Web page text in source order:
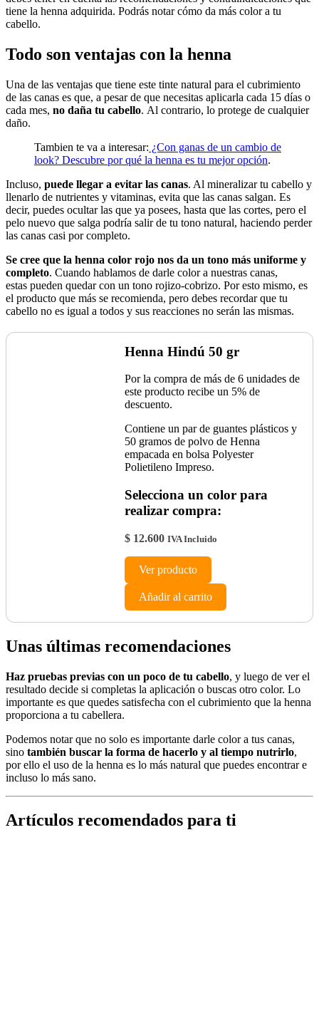
tiene la henna adquirida. Podrás notar cómo da más color a tu
cabello.
Todo son ventajas con la henna
Una de las ventajas que tiene este tinte natural para el cubrimiento
de las canas es que, a pesar de que necesitas aplicarla cada 15 días o
cada mes, no daña tu cabello. Al contrario, lo protege de cualquier
daño.
Tambien te va a interesar: ¿Con ganas de un cambio de
look? Descubre por qué la henna es tu mejor opción.
Incluso, puede llegar a evitar las canas. Al mineralizar tu cabello y
llenarlo de nutrientes y vitaminas, evita que las canas salgan. Es
decir, puedes ocultar las que ya posees, hasta que las cortes, pero el
pelo nuevo que salga podría salir de tu tono natural, haciendo perder
las canas casi por completo.
Se cree que la henna color rojo nos da un tono más uniforme y
completo. Cuando hablamos de darle color a nuestras canas,
estas pueden quedar con un tono rojizo-cobrizo. Por esto mismo, es
el producto que más se recomienda, pero debes recordar que tu
cabello no es igual a todos y sus reacciones no serán las mismas.
Henna Hindú 50 gr
Por la compra de más de 6 unidades de
este producto recibe un 5% de
descuento.
Contiene un par de guantes plásticos y
50 gramos de polvo de Henna
empacada en bolsa Polyester
Polietileno Impreso.
Selecciona un color para
realizar compra:
$ 12.600 IVA Incluido
Ver producto
Añadir al carrito
Unas últimas recomendaciones
Haz pruebas previas con un poco de tu cabello, y luego de ver el
resultado decide si completas la aplicación o buscas otro color. Lo
importante es que quedes satisfecha con el cubrimiento que la henna
proporciona a tu cabellera.
Podemos notar que no solo es importante darle color a tus canas,
sino también buscar la forma de hacerlo y al tiempo nutrirlo,
por ello el uso de la henna es lo más natural que puedes encontrar e
incluso lo más sano.
Artículos recomendados para ti